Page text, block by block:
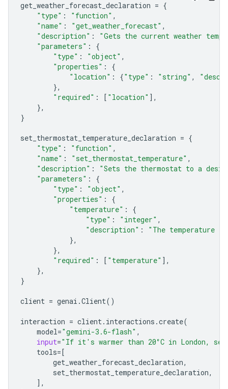
get_weather_forecast_declaration = {
"type" : "function" ,
"name" : "get_weather_forecast" ,
"description" :
"Gets the current weather
"parameters" :
{
"type" : "object" ,
"properties" :
{
"location" : {"type" : "string" ,
},
"required" : [ "location" ],
},
}
set_thermostat_temperature_declaration = {
"type" : "function" ,
"name" : "set_thermostat_temperature" ,
"description" :
"Sets the thermostat to a
"parameters" :
{
"type" : "object" ,
"properties" :
{
"temperature" :
{
"type" : "integer" ,
"description" :
"The temperature
},
},
"required" : [ "temperature" ],
},
}
client = genai .Client()
interaction = client. interactions .create(
model="gemini-3.6-flash" ,
input="If it's warmer than 20°C in London,
tools= [
get_weather_forecast_declaration,
set_thermostat_temperature_declaration,
],